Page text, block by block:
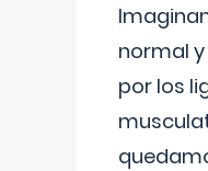
normal
por los